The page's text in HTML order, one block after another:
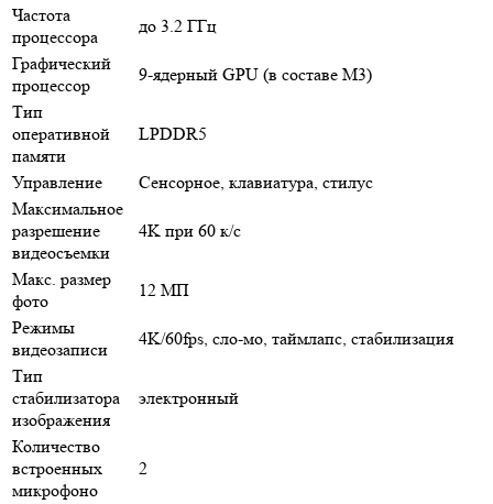
Частота
процессора
до 3.2 ГГц
Графический
процессор
9-ядерный GPU (в составе M3)
Тип
оперативной
памяти
LPDDR5
Управление
Сенсорное, клавиатура, стилус
Максимальное
разрешение
видеосъемки
4K при 60 к/с
Макс. размер
фото
12 МП
Режимы
видеозаписи
4K/60fps, сло-мо, таймлапс, стабилизация
Тип
стабилизатора
изображения
электронный
Количество
встроенных
микрофоно
2